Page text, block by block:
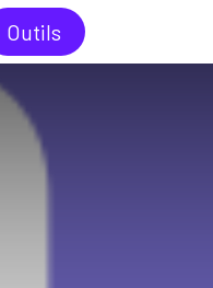
Outi​​ls